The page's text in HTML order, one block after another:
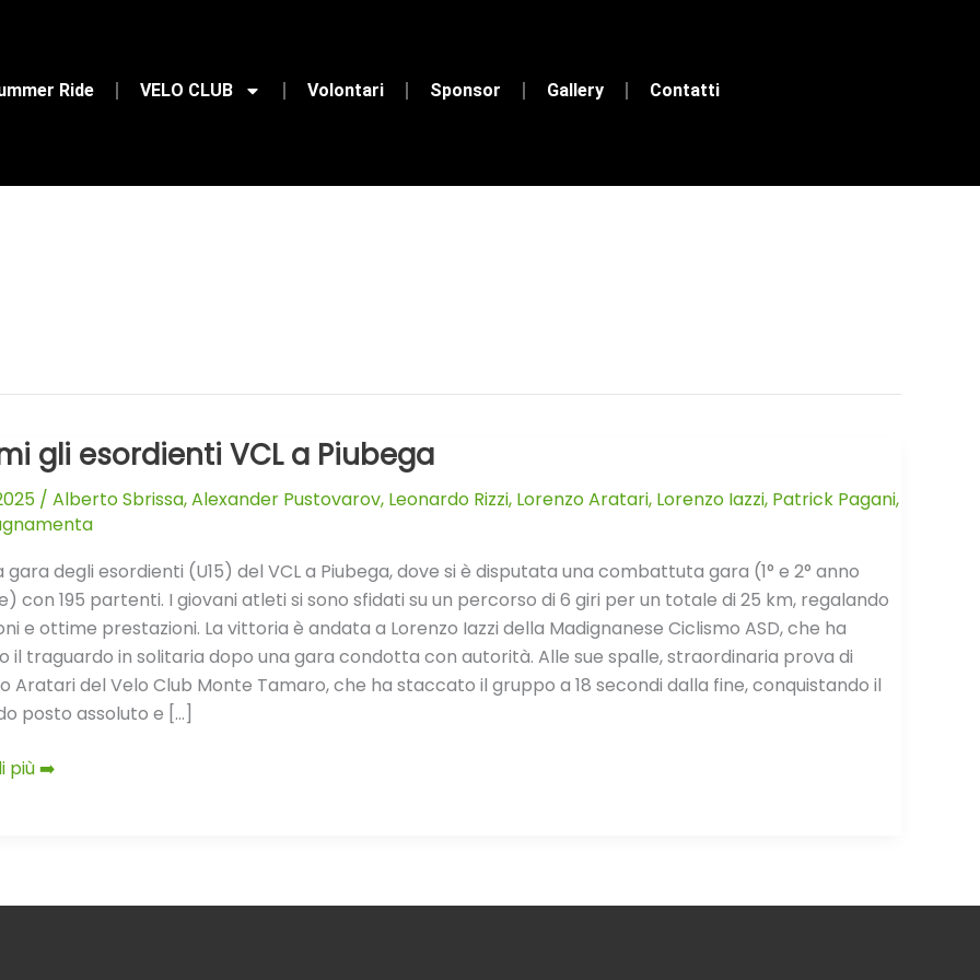
Ride VELO CLUB Volontari Sponsor Gallery Contatti
gli esordienti VCL a Piubega
/ Alberto Sbrissa,Alexander Pustovarov, Leonardo Rizzi, Lorenzo Aratari, Lorenzo Iazzi, Patrick Pagani,
degli esordienti (U15) del VCL a Piubega, dove si è disputata una combattuta gara (1° e 2° anno
con 195 partenti. I giovani atleti si sono sfidati su un percorso di 6 giri per un totale di 25 km, regalando
e ottime prestazioni. La vittoria è andata a Lorenzo Iazzi della Madignanese Ciclismo ASD, che ha
il traguardo in solitaria dopo una gara condotta con autorità. Alle sue spalle, straordinaria prova di
Aratari del Velo Club Monte Tamaro, che ha staccato il gruppo a 18 secondi dalla fine, conquistando il
posto assoluto e […]
più ➡️